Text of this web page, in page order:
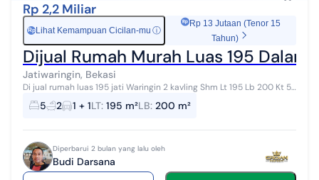
Rp 2,2 Miliar
Rp Lihat Kemampuan Cicilan-mu ⓘ
Rp 13 Jutaan (Tenor 15
Tahun)
Dijual Rumah Murah Luas 195
Jatiwaringin, Bekasi
Di jual rumah luas 195 jati Waringin 2 kavling Shm Lt 195 Lb 200 Kt 5
5 2 1 + 1LT: 195 m²LB: 200 m²
Diperbarui 2 bulan yang lalu oleh
Budi Darsana